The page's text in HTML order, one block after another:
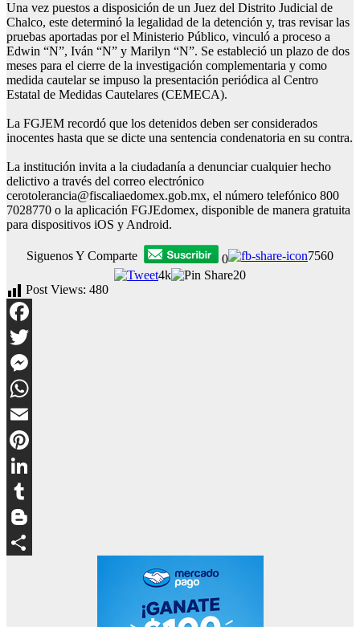
Una vez puestos a disposición de un Juez del Distrito Judicial de
Chalco, este determinó la legalidad de la detención y, tras revisar las
pruebas aportadas por el Ministerio Público, vinculó a proceso a
Edwin “N”, Iván “N” y Marilyn “N”. Se estableció un plazo de dos
meses para el cierre de la investigación complementaria y como
medida cautelar se impuso la presentación periódica al Centro
Estatal de Medidas Cautelares (CEMECA).
La FGJEM recordó que los detenidos deben ser considerados
inocentes hasta que se dicte una sentencia condenatoria en su contra.
La institución invita a la ciudadanía a denunciar cualquier hecho
delictivo a través del correo electrónico
cerotolerancia@fiscaliaedomex.gob.mx, el número telefónico 800
7028770 o la aplicación FGJEdomex, disponible de manera gratuita
para dispositivos iOS y Android.
Siguenos Y Comparte 0
7560
4k
20
Post Views: 480
Facebook
Twitter
Messenger
WhatsApp
Email
Pinterest
LinkedIn
Tumblr
Blogger